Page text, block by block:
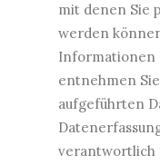
mit denen Sie
werden
Informationen
entnehmen
aufgeführten
verantwortlich